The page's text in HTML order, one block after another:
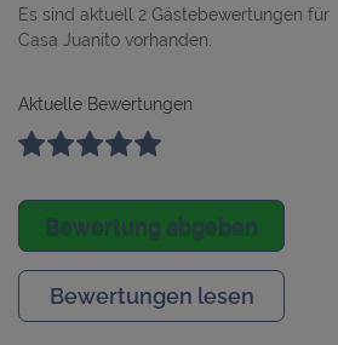
Es sind aktuell 2 Gästebewertungen für
Casa Juanito vorhanden.
Aktuelle Bewertungen
Bewertung abgeben
Bewertungen lesen